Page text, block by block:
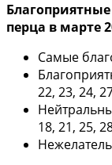
перца в марте
Самые
22, 23, 24,
18, 21, 25,